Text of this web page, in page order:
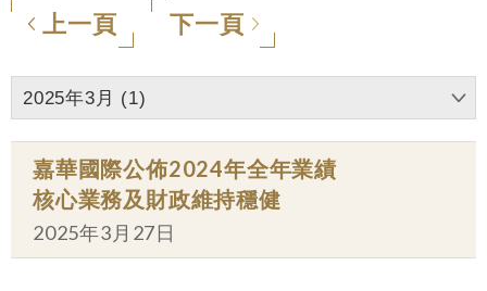
上一頁 下一頁
2025年3月 (1)
嘉華國際公佈2024年全年業績
核心業務及財政維持穩健
2025年3月27日